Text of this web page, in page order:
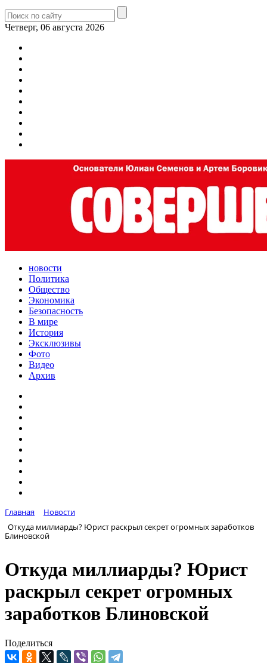
Четверг, 06 августа 2026
новости
Политика
Общество
Экономика
Безопасность
В мире
История
Эксклюзивы
Фото
Видео
Архив
Главная
Новости
Откуда миллиарды? Юрист раскрыл секрет огромных заработков
Блиновской
Откуда миллиарды? Юрист
раскрыл секрет огромных
заработков Блиновской
Поделиться